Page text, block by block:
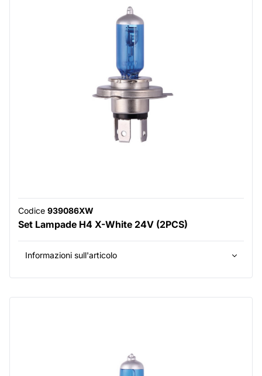
Codice 939086XW
Set Lampade H4 X-White 24V (2PCS)
Informazioni sull'articolo